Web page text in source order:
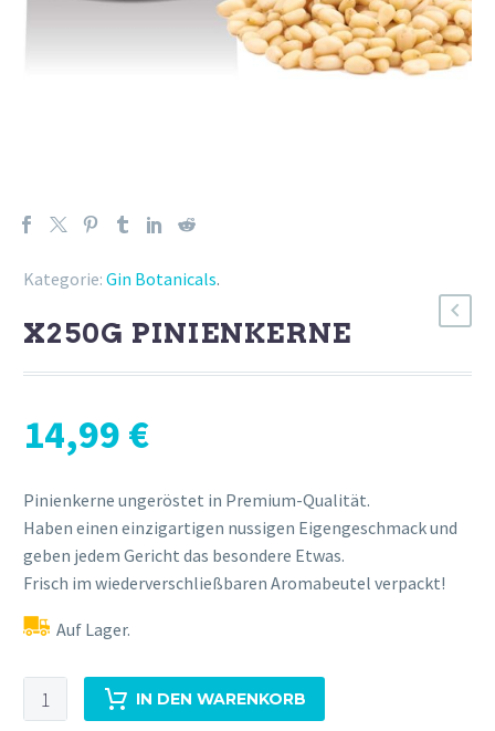
Kategorie: Gin Botanicals.
X250G PINIENKERNE
14,99 €
Pinienkerne ungeröstet in Premium-Qualität.
Haben einen einzigartigen nussigen Eigengeschmack und
geben jedem Gericht das besondere Etwas.
Frisch im wiederverschließbaren Aromabeutel verpackt!
Auf Lager.
x250g
Pinienkerne
IN DEN WARENKORB